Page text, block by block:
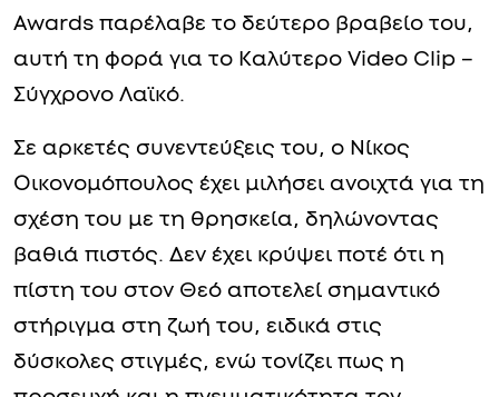
Awards παρέλαβε το δεύτερο βραβείο του,
αυτή τη φορά για το Καλύτερο Video Clip –
Σύγχρονο Λαϊκό.
Σε αρκετές συνεντεύξεις του, ο Νίκος
Οικονομόπουλος έχει μιλήσει ανοιχτά για τη
σχέση του με τη θρησκεία, δηλώνοντας
βαθιά πιστός. Δεν έχει κρύψει ποτέ ότι η
πίστη του στον Θεό αποτελεί σημαντικό
στήριγμα στη ζωή του, ειδικά στις
δύσκολες στιγμές, ενώ τονίζει πως η